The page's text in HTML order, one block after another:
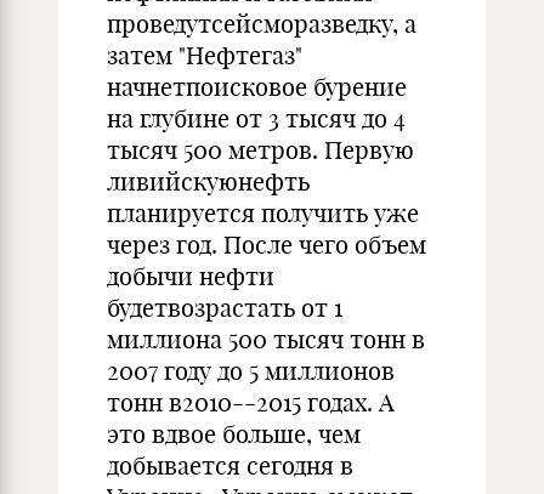
проведутсейсморазведку, а
затем "Нефтегаз"
начнетпоисковое бурение
на глубине от 3 тысяч до 4
тысяч 500 метров. Первую
ливийскуюнефть
планируется получить уже
через год. После чего объем
добычи нефти
будетвозрастать от 1
миллиона 500 тысяч тонн в
2007 году до 5 миллионов
тонн в2010--2015 годах. А
это вдвое больше, чем
добывается сегодня в